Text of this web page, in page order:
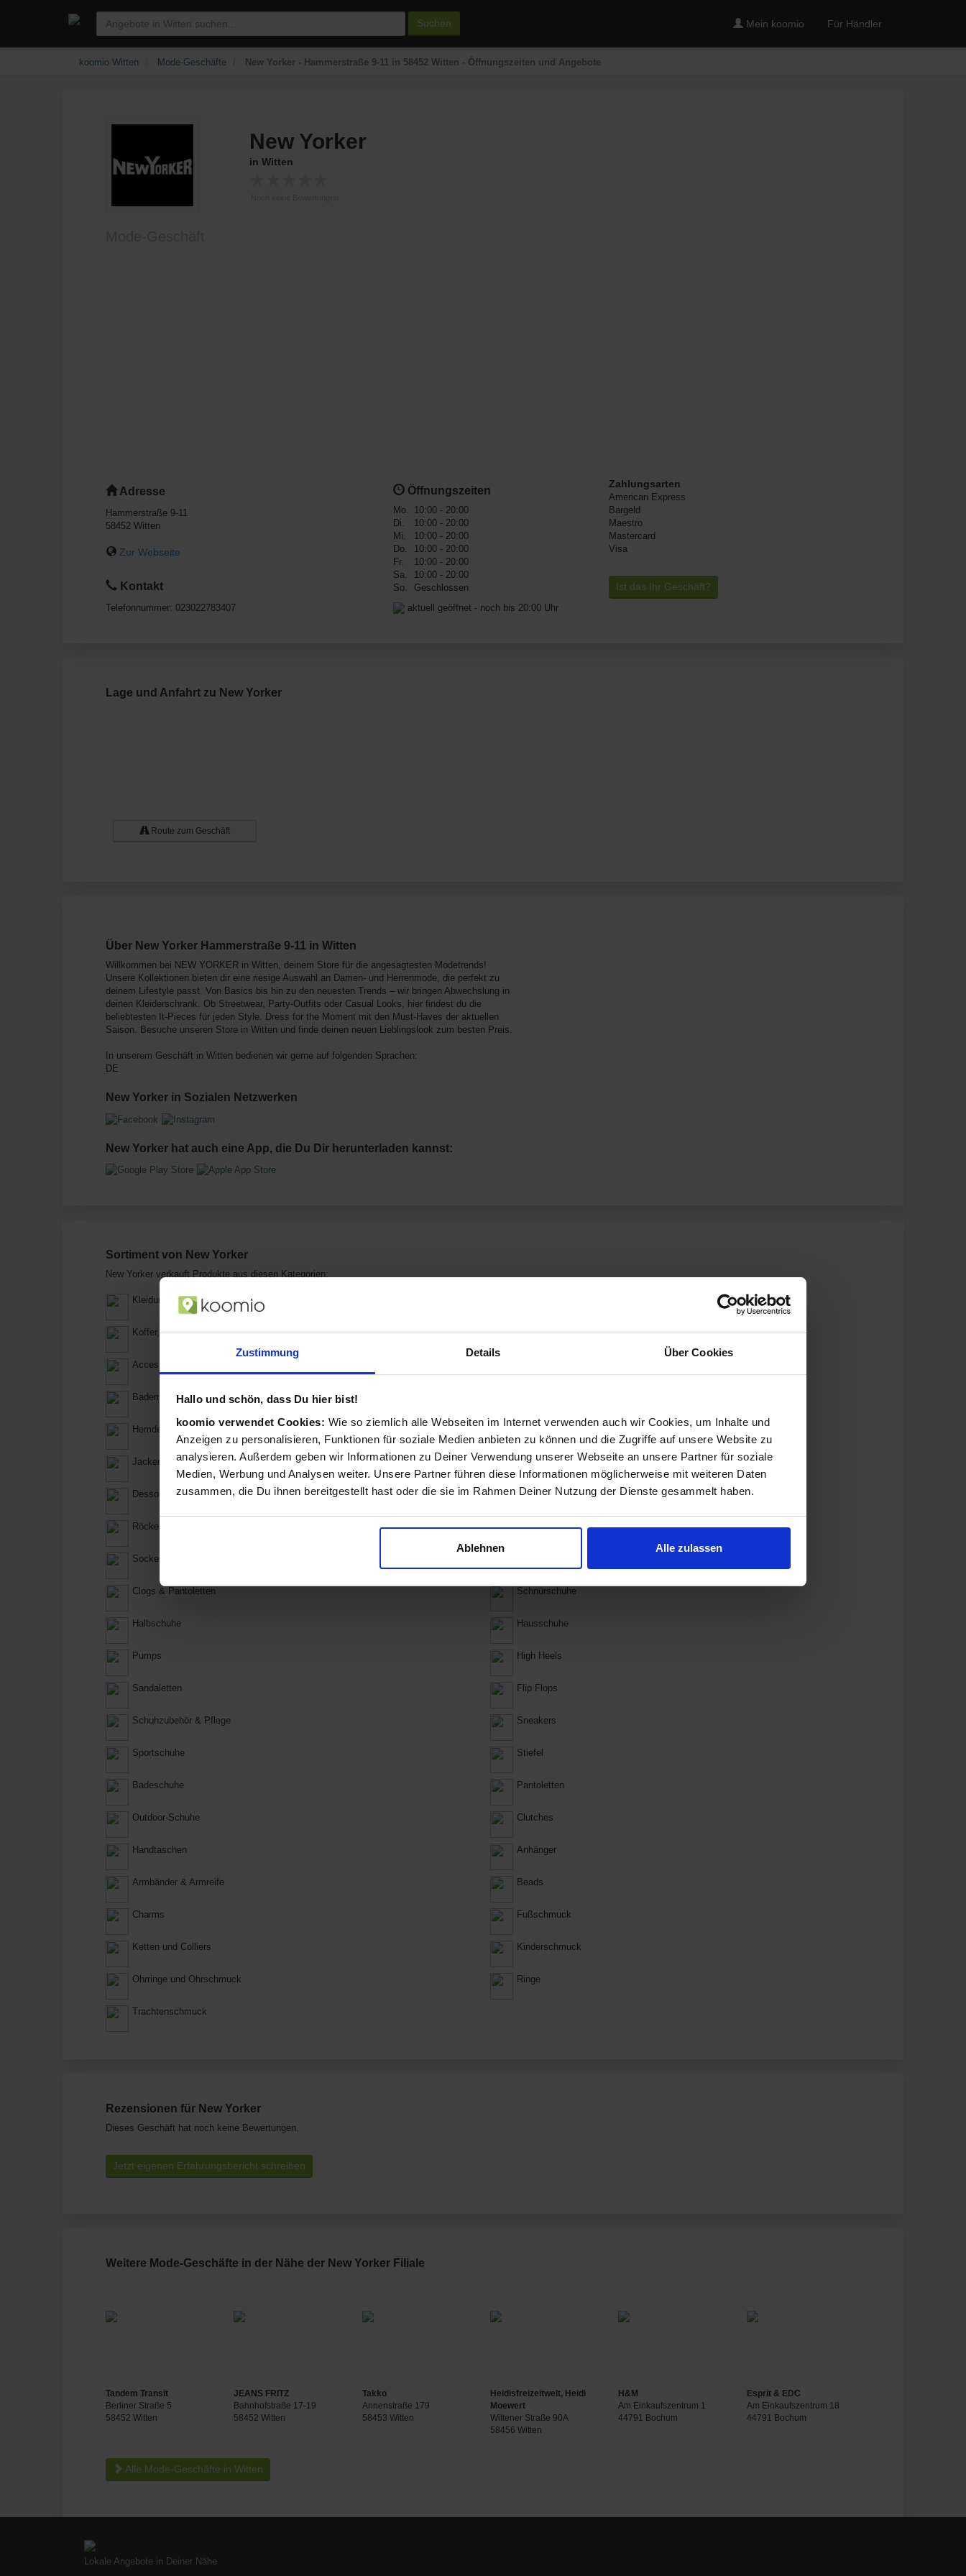
Zustimmung Details Über Cookies
Hallo und schön, dass Du hier bist!
koomio verwendet Cookies: Wie so ziemlich alle Webseiten im Internet verwenden auch wir Cookies, um Inhalte und
Anzeigen zu personalisieren, Funktionen für soziale Medien anbieten zu können und die Zugriffe auf unsere Website zu
analysieren. Außerdem geben wir Informationen zu Deiner Verwendung unserer Webseite an unsere Partner für soziale
Medien, Werbung und Analysen weiter. Unsere Partner führen diese Informationen möglicherweise mit weiteren Daten
zusammen, die Du ihnen bereitgestellt hast oder die sie im Rahmen Deiner Nutzung der Dienste gesammelt haben.
Ablehnen Alle zulassen
Suchen Mein koomio Für Händler
koomio Witten Mode-Geschäfte New Yorker - Hammerstraße 9-11 in 58452 Witten - Öffnungszeiten und Angebote
New Yorker
in Witten
Adresse
Hammerstraße 9-11
58452 Witten
Zur Webseite
Kontakt
Telefonnummer: 023022783407
Öffnungszeiten
Mo.
10:00 - 20:00
Di.
10:00 - 20:00
Mi.
10:00 - 20:00
Do.
10:00 - 20:00
Fr.
10:00 - 20:00
Sa.
10:00 - 20:00
So.
Geschlossen
aktuell geöffnet - noch bis 20:00 Uhr
Zahlungsarten
American Express
Bargeld
Maestro
Mastercard
Visa
Ist das Ihr Geschäft?
Lage und Anfahrt zu New Yorker
Route zum Geschäft
Über New Yorker Hammerstraße 9-11 in Witten
Willkommen bei NEW YORKER in Witten, deinem Store für die angesagtesten Modetrends!
Unsere Kollektionen bieten dir eine riesige Auswahl an Damen- und Herrenmode, die perfekt zu
deinem Lifestyle passt. Von Basics bis hin zu den neuesten Trends – wir bringen Abwechslung in
deinen Kleiderschrank. Ob Streetwear, Party-Outfits oder Casual Looks, hier findest du die
beliebtesten It-Pieces für jeden Style. Dress for the Moment mit den Must-Haves der aktuellen
Saison. Besuche unseren Store in Witten und finde deinen neuen Lieblingslook zum besten Preis.
In unserem Geschäft in Witten bedienen wir gerne auf folgenden Sprachen:
DE
New Yorker in Sozialen Netzwerken
New Yorker hat auch eine App, die Du Dir herunterladen kannst:
Sortiment von New Yorker
New Yorker verkauft Produkte aus diesen Kategorien:
Kleidung
Koffer, Rucksäcke & Taschen Schmuck
Accessoires
Bademode
Hemden Hosen
Jacken & Mäntel Kleider
Dessous & Nachtwäsche Pullover & Strickjacken
Röcke Shirts & Tops
Socken, Strümpfe und Strumpfhosen
Clogs & Pantoletten Schnürschuhe
Halbschuhe Hausschuhe
Pumps High Heels
Sandaletten Flip Flops
Schuhzubehör & Pflege Sneakers
Sportschuhe Stiefel
Badeschuhe Pantoletten
Outdoor-Schuhe Clutches
Handtaschen Anhänger
Armbänder & Armreife Beads
Charms Fußschmuck
Ketten und Colliers Kinderschmuck
Ohrringe und Ohrschmuck Ringe
Trachtenschmuck
Rezensionen für New Yorker
Dieses Geschäft hat noch keine Bewertungen.
Jetzt eigenen Erfahrungsbericht schreiben
Weitere Mode-Geschäfte in der Nähe der New Yorker Filiale
Tandem Transit
Berliner Straße 5
58452 Witten
JEANS FRITZ
Bahnhofstraße 17-19
58452 Witten
Takko
Annenstraße 179
58453 Witten
Heidisfreizeitwelt, Heidi
Moewert
Wittener Straße 90A
58456 Witten
H&M
Am Einkaufszentrum 1
44791 Bochum
Esprit & EDC
Am Einkaufszentrum 18
44791 Bochum
Alle Mode-Geschäfte in Witten
Lokale Angebote in Deiner Nähe